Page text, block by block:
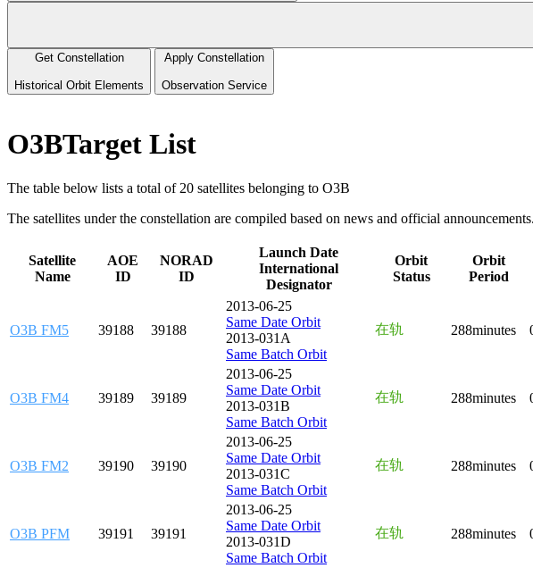
Get Constellation
Historical Orbit Elements
Apply Constellation
Observation Service
O3BTarget List
The table below lists a total of 20 satellites belonging to O3B
The satellites under the constellation are compiled based on news and official
Satellite
Name
AOE
ID
NORAD
ID
Launch Date
International
Designator
Orbit
Status
Orbit
Period
O3B FM5 39188 39188
2013-06-25
Same Date Orbit
2013-031A
Same Batch Orbit
在轨 288minutes
O3B FM4 39189 39189
2013-06-25
Same Date Orbit
2013-031B
Same Batch Orbit
在轨 288minutes
O3B FM2 39190 39190
2013-06-25
Same Date Orbit
2013-031C
Same Batch Orbit
在轨 288minutes
O3B PFM 39191 39191
2013-06-25
Same Date Orbit
2013-031D
Same Batch Orbit
在轨 288minutes